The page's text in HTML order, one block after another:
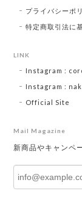
プライバシーポ
特定商取引法に
LINK
Instagram :
Instagram :
Official Site
Mail Magazine
新商品やキャンペ